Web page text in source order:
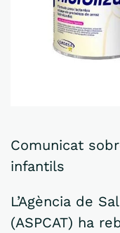
Comunicat
infantils
L’Agència de
(ASPCAT) ha